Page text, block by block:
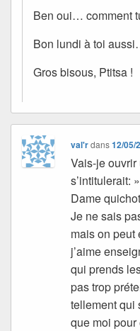
Ben oui… comment
Bon lundi à toi
Gros bisous, Ptitsa !
val'rdans12/05/
Vais-je
s’intitulerait:
Dame
Je ne sais
mais on
j’aime
qui prends
pas trop
tellement qui
que moi